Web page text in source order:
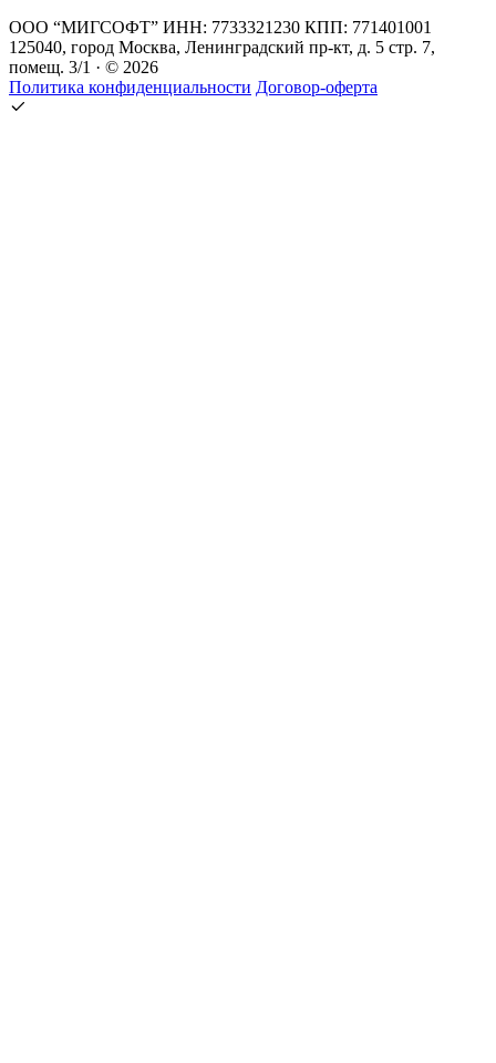
ООО “МИГСОФТ” ИНН: 7733321230 КПП: 771401001
125040, город Москва, Ленинградский пр-кт, д. 5 стр. 7,
помещ. 3/1 · © 2026
Политика конфиденциальности Договор-оферта